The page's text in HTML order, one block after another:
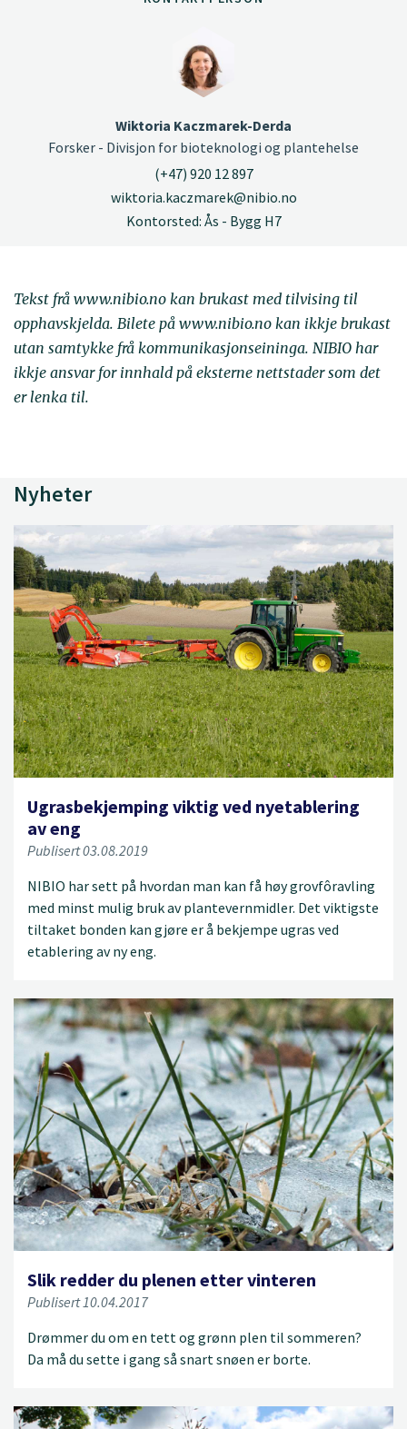
Wiktoria Kaczmarek-Derda
Forsker - Divisjon for bioteknologi og plantehelse
(+47) 920 12 897
wiktoria.kaczmarek@nibio.no
Kontorsted: Ås - Bygg H7
Tekst frå www.nibio.no kan brukast med tilvising til
opphavskjelda. Bilete på www.nibio.no kan ikkje brukast
utan samtykke frå kommunikasjonseininga. NIBIO har
ikkje ansvar for innhald på eksterne nettstader som det
er lenka til.
Nyheter
Ugrasbekjemping viktig ved nyetablering
av eng
Publisert 03.08.2019
NIBIO har sett på hvordan man kan få høy grovfôravling
med minst mulig bruk av plantevernmidler. Det viktigste
tiltaket bonden kan gjøre er å bekjempe ugras ved
etablering av ny eng.
Slik redder du plenen etter vinteren
Publisert 10.04.2017
Drømmer du om en tett og grønn plen til sommeren?
Da må du sette i gang så snart snøen er borte.